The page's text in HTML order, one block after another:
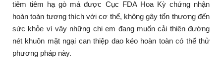
tiêm tiêm hạ gò má được Cục FDA Hoa Kỳ chứng nhận
hoàn toàn tương thích với cơ thể, không gây tổn thương đến
sức khỏe vì vậy những chị em đang muốn cải thiện đường
nét khuôn mặt ngại can thiệp dao kéo hoàn toàn có thể thử
phương pháp này.